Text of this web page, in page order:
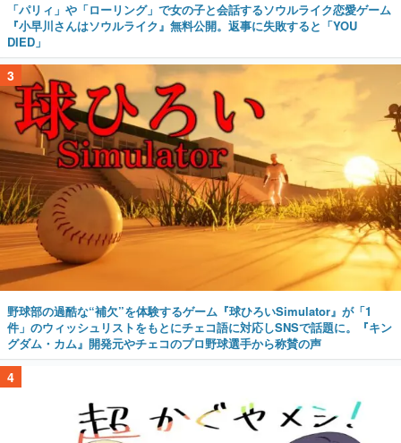
「パリィ」や「ローリング」で女の子と会話するソウルライク恋愛ゲーム
『小早川さんはソウルライク』無料公開。返事に失敗すると「YOU
DIED」
3
野球部の過酷な“補欠”を体験するゲーム『球ひろいSimulator』が「1
件」のウィッシュリストをもとにチェコ語に対応しSNSで話題に。『キン
グダム・カム』開発元やチェコのプロ野球選手から称賛の声
4